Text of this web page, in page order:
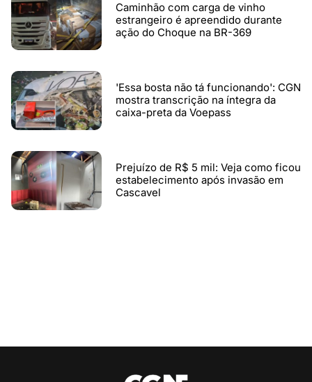
Caminhão com carga de vinho
estrangeiro é apreendido durante
ação do Choque na BR-369
'Essa bosta não tá funcionando': CGN
mostra transcrição na íntegra da
caixa-preta da Voepass
Prejuízo de R$ 5 mil: Veja como ficou
estabelecimento após invasão em
Cascavel